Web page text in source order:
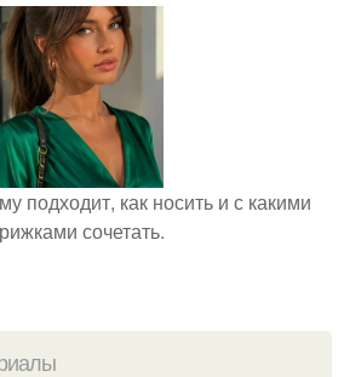
подходит, как носить и с какими
сочетать.